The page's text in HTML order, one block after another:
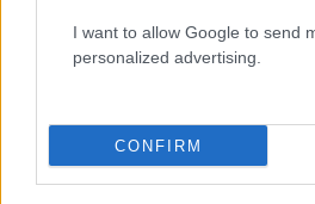
I want to allow Google to send
personalized advertising.
CONFIRM
Αθλητικά: